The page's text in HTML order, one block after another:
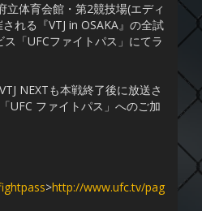
立体育会館・第2競技場(エディ
れる『VTJ in OSAKA』の全試
「UFCファイトパス」にてラ
NEXTも本戦終了後に放送さ
UFC ファイトパス」へのご加
>http://www.ufc.tv/pag